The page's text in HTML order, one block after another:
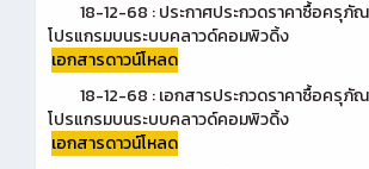
18-12-68 : ประกาศประกวดราคาซื้อครุ
โปรแกรมบนระบบคลาวด์คอมพิวดิ้ง
เอกสารดาวน์โหลด
18-12-68 : เอกสารประกวดราคาซื้อครุ
โปรแกรมบนระบบคลาวด์คอมพิวดิ้ง
เอกสารดาวน์โหลด